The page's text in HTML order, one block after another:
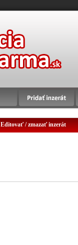
Editovať / zmazať inzerát